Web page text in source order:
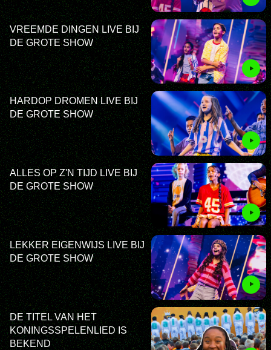
VREEMDE DINGEN LIVE BIJ
DE GROTE SHOW
HARDOP DROMEN LIVE BIJ
DE GROTE SHOW
ALLES OP Z'N TIJD LIVE BIJ
DE GROTE SHOW
LEKKER EIGENWIJS LIVE BIJ
DE GROTE SHOW
DE TITEL VAN HET
KONINGSSPELENLIED IS
BEKEND